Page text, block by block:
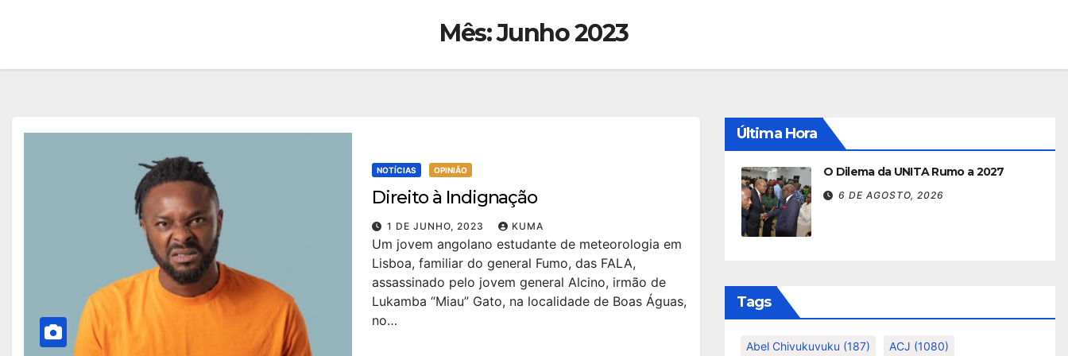
Mês:Junho 2023
NOTÍCIAS OPINIÃO
Direito à Indignação
1 DE JUNHO, 2023 KUMA
Um jovem angolano estudante de meteorologia em
Lisboa, familiar do general Fumo, das FALA,
assassinado pelo jovem general Alcino, irmão de
Lukamba “Miau” Gato, na localidade de Boas Águas,
no…
Última Hora
O Dilema da UNITA Rumo a 2027
6 DE AGOSTO, 2026
Tags
Abel Chivukuvuku (187) ACJ (1080)